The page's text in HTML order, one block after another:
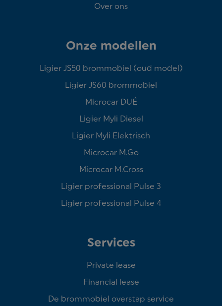
Over ons
Onze modellen
Ligier JS50 brommobiel (oud model)
Ligier JS60 brommobiel
Microcar DUÉ
Ligier Myli Diesel
Ligier Myli Elektrisch
Microcar M.Go
Microcar M.Cross
Ligier professional Pulse 3
Ligier professional Pulse 4
Services
Private lease
Financial lease
De brommobiel overstap service